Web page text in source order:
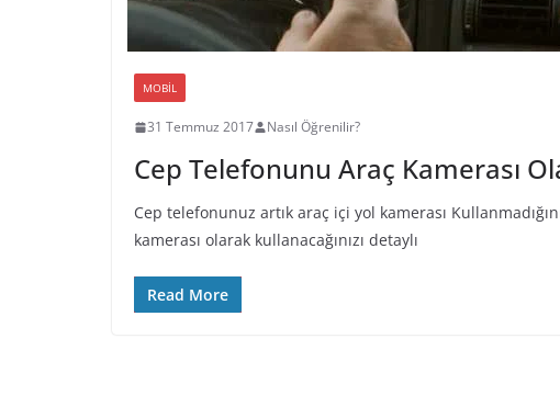
MOBIL
31 Temmuz 2017 Nasıl Öğrenilir?
Cep Telefonunu Araç Kamerası
Cep telefonunuz artık araç içi yol kamerası
kamerası olarak kullanacağınızı detaylı
Read More